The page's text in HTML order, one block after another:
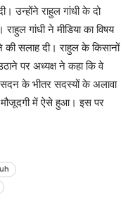
राहुल गांधी के दो
गांधी ने मीडिया का विषय
की सलाह दी। राहुल के किसानों
पर अध्यक्ष ने कहा कि वे
के भीतर सदस्यों के अलावा
मौजूदगी में ऐसे हुआ। इस पर